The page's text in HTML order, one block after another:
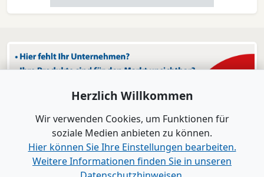
Herzlich Willkommen
Wir verwenden Cookies, um Funktionen für
soziale Medien anbieten zu können.
Hier können Sie Ihre Einstellungen bearbeiten.
Weitere Informationen finden Sie in unseren